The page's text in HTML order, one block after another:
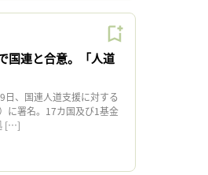
国連と合意。「人道
、国連人道支援に対する
に署名。17カ国及び1基金
[…]